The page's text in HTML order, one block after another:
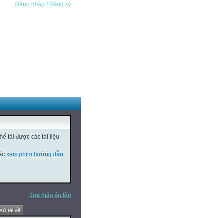
Đăng nhập / Đăng ký
tải được các tài liệu
xem phim hướng dẫn
Đưa giáo án lên
tải về